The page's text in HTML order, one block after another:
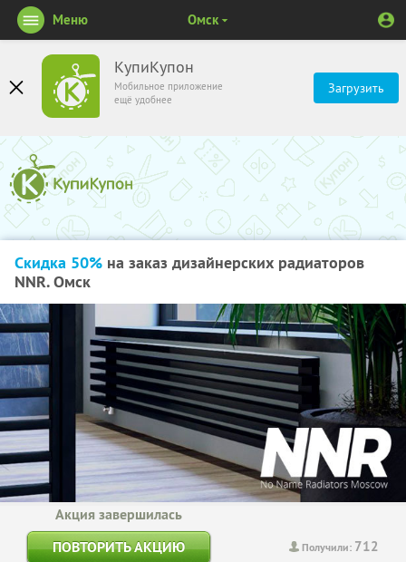
КупиКупон
Мобильное приложение
ещё удобнее
Загрузить
Меню Омск
Скидка 50% на заказ дизайнерских радиаторов
NNR. Омск
Получили: 712
Акция завершилась
ПОВТОРИТЬ АКЦИЮ